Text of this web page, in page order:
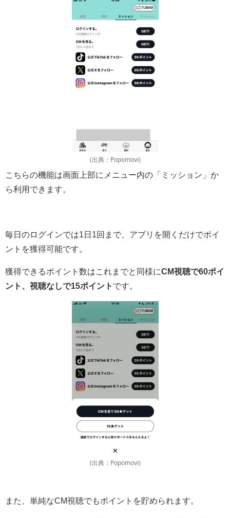
(出典：Popomovi)
こちらの機能は画面上部にメニュー内の「ミッション」か
ら利用できます。
毎日のログインでは1日1回まで、アプリを開くだけでポイ
ントを獲得可能です。
獲得できるポイント数はこれまでと同様にCM視聴で60ポイ
ント、視聴なしで15ポイント です。
(出典：Popomovi)
また、単純なCM視聴でもポイントを貯められます。